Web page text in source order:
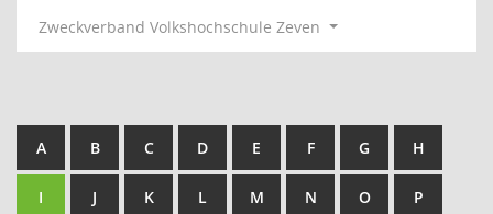
Zweckverband Volkshochschule Zeven
A B C D E F G H
I J K L M N O P